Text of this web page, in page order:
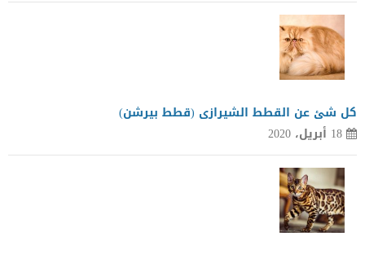
كل شئ عن القطط الشيرازى (قطط بيرشن)
18 أبريل، 2020